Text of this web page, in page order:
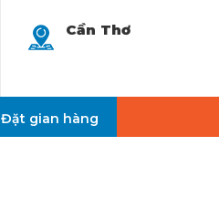
Cần Thơ
Đặt gian hàng